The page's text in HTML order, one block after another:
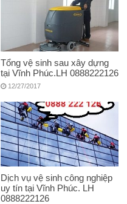
Tổng vệ sinh sau xây dựng
tại Vĩnh Phúc.LH 0888222126
12/27/2017
Dịch vụ vệ sinh công nghiệp
uy tín tại Vĩnh Phúc. LH
0888222126